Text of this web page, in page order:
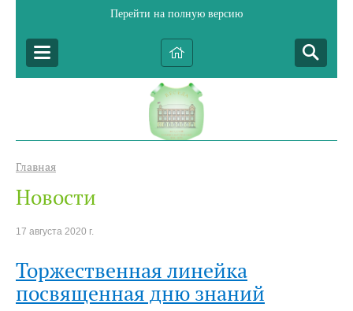
Перейти на полную версию
Главная
Новости
17 августа 2020 г.
Торжественная линейка
посвященная дню знаний